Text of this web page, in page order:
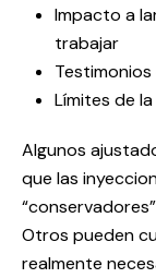
Impacto a
trabajar
Límites de
Algunos
que las
Otros pueden
realmente